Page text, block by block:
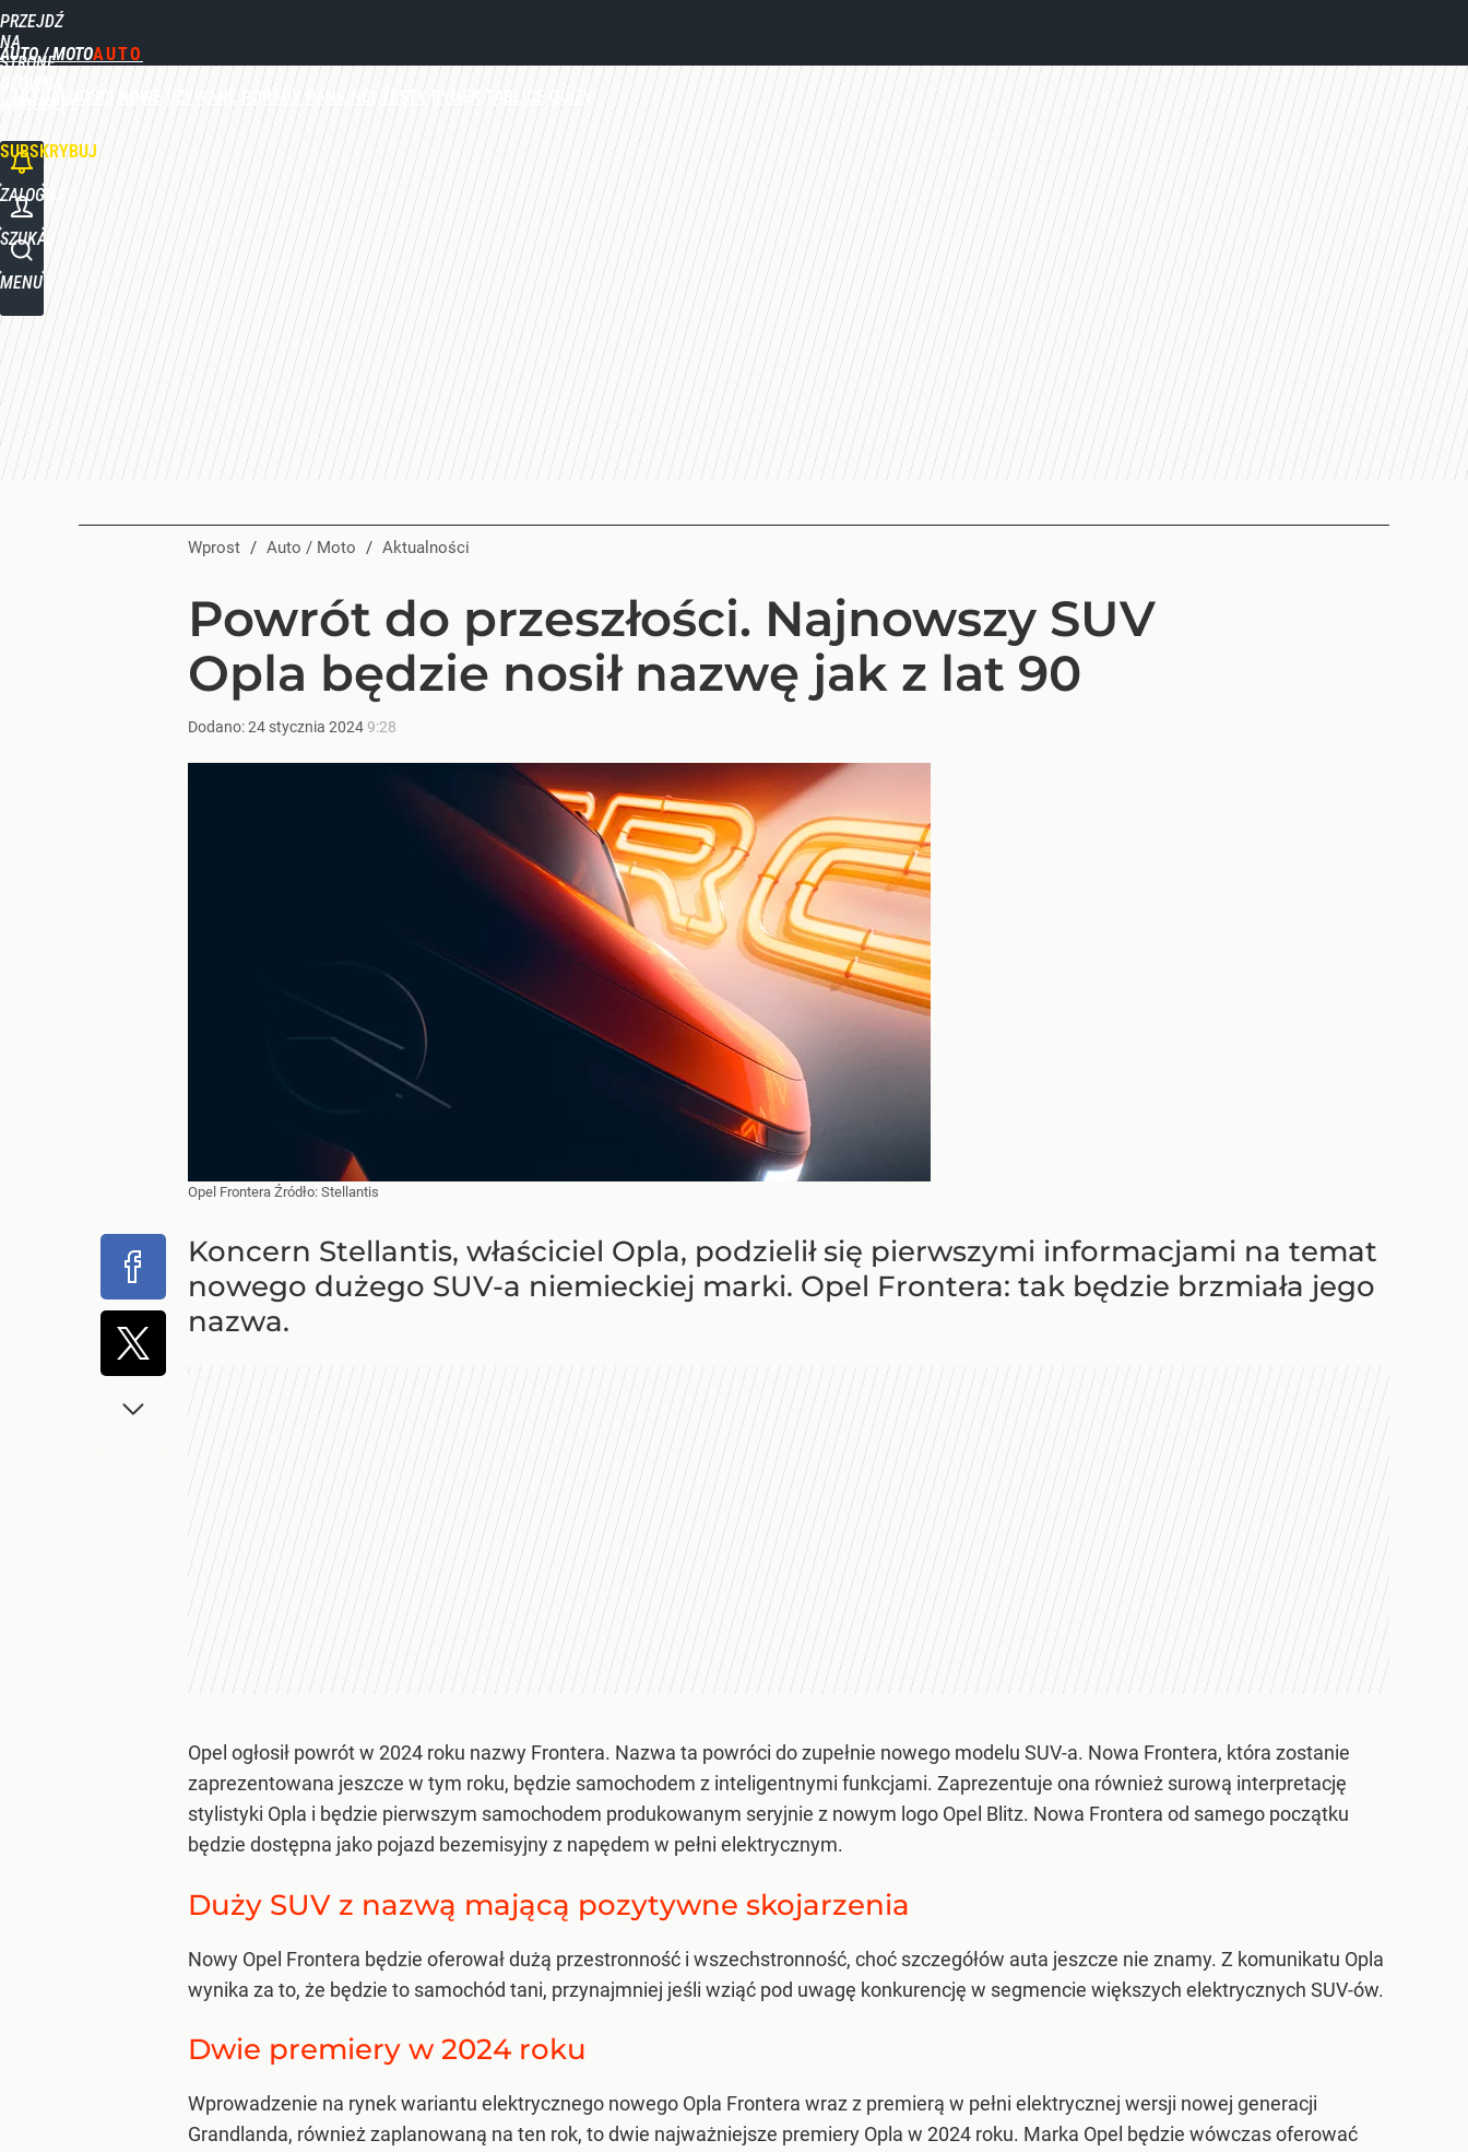
PRZEJDŹ
NA
STRONĘ
GŁÓWNĄ
WPROST.PL
AUTO / MOTO
AKTUALNOŚCI NOWE UŻYWANE PORADY RANKINGI TESTY RYNEK TABLICE QUIZY
SUBSKRYBUJ
ZALOGUJ
SZUKAJ
MENU
Wprost / Auto / Moto / Aktualności
Powrót do przeszłości. Najnowszy SUV
Opla będzie nosił nazwę jak z lat 90
Dodano:24 stycznia 20249:28
Opel Frontera Źródło: Stellantis
Koncern Stellantis, właściciel Opla, podzielił się pierwszymi informacjami na temat
nowego dużego SUV-a niemieckiej marki. Opel Frontera: tak będzie brzmiała jego
nazwa.
Opel ogłosił powrót w 2024 roku nazwy Frontera. Nazwa ta powróci do zupełnie nowego modelu SUV-a. Nowa Frontera, która zostanie
zaprezentowana jeszcze w tym roku, będzie samochodem z inteligentnymi funkcjami. Zaprezentuje ona również surową interpretację
stylistyki Opla i będzie pierwszym samochodem produkowanym seryjnie z nowym logo Opel Blitz. Nowa Frontera od samego początku
będzie dostępna jako pojazd bezemisyjny z napędem w pełni elektrycznym.
Duży SUV z nazwą mającą pozytywne skojarzenia
Nowy Opel Frontera będzie oferował dużą przestronność i wszechstronność, choć szczegółów auta jeszcze nie znamy. Z komunikatu Opla
wynika za to, że będzie to samochód tani, przynajmniej jeśli wziąć pod uwagę konkurencję w segmencie większych elektrycznych SUV-ów.
Dwie premiery w 2024 roku
Wprowadzenie na rynek wariantu elektrycznego nowego Opla Frontera wraz z premierą w pełni elektrycznej wersji nowej generacji
Grandlanda, również zaplanowaną na ten rok, to dwie najważniejsze premiery Opla w 2024 roku. Marka Opel będzie wówczas oferować